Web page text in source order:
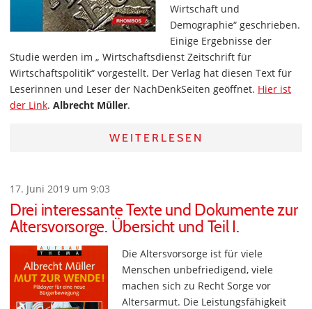
Wirtschaft und
Demographie“ geschrieben.
Einige Ergebnisse der
Studie werden im „ Wirtschaftsdienst Zeitschrift für
Wirtschaftspolitik“ vorgestellt. Der Verlag hat diesen Text für
Leserinnen und Leser der NachDenkSeiten geöffnet. Hier ist
der Link. Albrecht Müller.
WEITERLESEN
17. Juni 2019 um 9:03
Drei interessante Texte und Dokumente zur
Altersvorsorge. Übersicht und Teil I.
Die Altersvorsorge ist für viele
Menschen unbefriedigend, viele
machen sich zu Recht Sorge vor
Altersarmut. Die Leistungsfähigkeit